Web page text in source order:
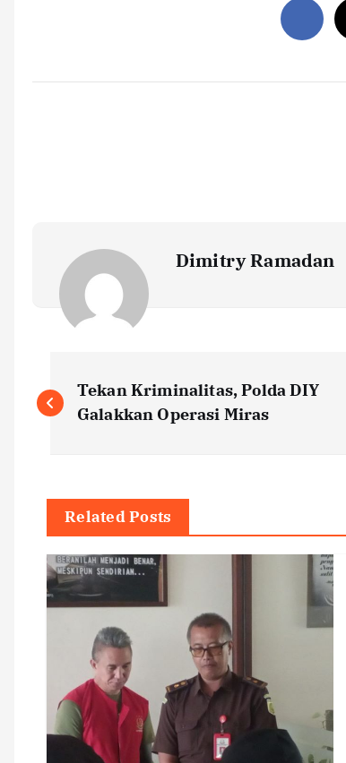
Dimitry Ramadan
P
o
t
n
Tekan Kriminalitas, Polda DIY
Galakkan Operasi Miras
Related Posts